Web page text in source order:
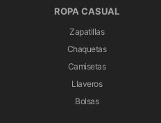
ROPA CASUAL
Zapatillas
Chaquetas
Camisetas
Llaveros
Bolsas